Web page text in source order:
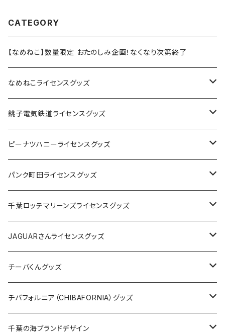
CATEGORY
【なめねこ】数量限定 おたのしみ企画！なくなり次第終了
なめねこライセンスグッズ
Tシャツ
キャップ
ステッカー
缶バッジ
ホテルキーホルダー
銚子電気鉄道ライセンスグッズ
ステッカー
缶バッジ
アクリルキーホルダー
ホテルキーホルダー
クリアファイル
Tシャツ
キャップ
ピーナツハニーライセンスグッズ
Tシャツ
キャップ
バッグ
ステッカー
缶バッジ
キーホルダー
パンク町田ライセンスグッズ
Tシャツ
キャップ
バッグ
ステッカー
缶バッジ
千葉ロッテマリーンズライセンスグッズ
ステッカー
ステッカー
ステッカー大
缶バッジ
缶バッジ32mm
缶バッジ54mm
エコバッグ
JAGUARさんコラボグッズ
JAGUARさんライセンスグッズ
Tシャツ
ステッカー
缶バッジ
チーバくんグッズ
Tシャツ
キャップ
チバフォルニア（CHIBAFORNIA）グッズ
Tシャツ
千葉の海ブランドデザイン